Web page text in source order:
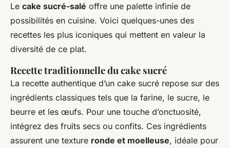
Le cake sucré-salé offre une palette infinie de
possibilités en cuisine. Voici quelques-unes des
recettes les plus iconiques qui mettent en valeur la
diversité de ce plat.
Recette traditionnelle du cake sucré
La recette authentique d’un cake sucré repose sur des
ingrédients classiques tels que la farine, le sucre, le
beurre et les œufs. Pour une touche d’onctuosité,
intégrez des fruits secs ou confits. Ces ingrédients
assurent une texture ronde et moelleuse, idéale pour